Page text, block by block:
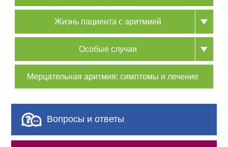
Жизнь пациента с аритмией
Особые случаи
Мерцательная аритмия: симптомы и лечение
Вопросы и ответы